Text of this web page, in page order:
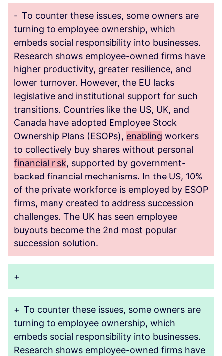
- To counter these issues, some owners are
turning to employee ownership, which
embeds social responsibility into businesses.
Research shows employee-owned firms have
higher productivity, greater resilience, and
lower turnover. However, the EU lacks
legislative and institutional support for such
transitions. Countries like the US, UK, and
Canada have adopted Employee Stock
Ownership Plans (ESOPs), enabling workers
to collectively buy shares without personal
financial risk, supported by government-
backed financial mechanisms. In the US, 10%
of the private workforce is employed by ESOP
firms, many created to address succession
challenges. The UK has seen employee
buyouts become the 2nd most popular
succession solution.
+
+ To counter these issues, some owners are
turning to employee ownership, which
embeds social responsibility into businesses.
Research shows employee-owned firms have